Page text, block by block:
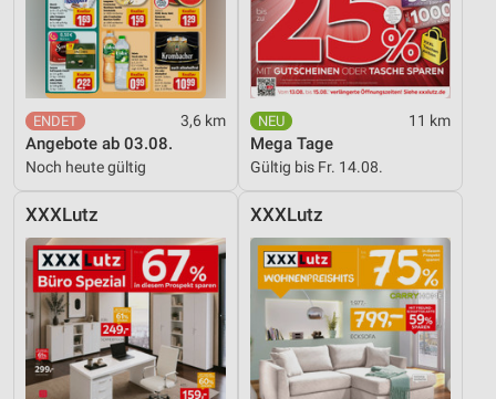
3,6 km
Angebote ab 03.08.
Noch heute gültig
11 km
Mega Tage
Gültig bis Fr. 14.08.
XXXLutz XXXLutz
personalisierter Inhalte
Messung der Werbeleistung
Messung der Performance von Inhalten
Analyse von Zielgruppen durch Statistiken oder
Kombinationen von Daten aus verschiedenen
Verwendung reduzierter Daten zur Auswahl von
Inhalten
IAB-Besonderheiten:
Verwendung genauer Standortdaten